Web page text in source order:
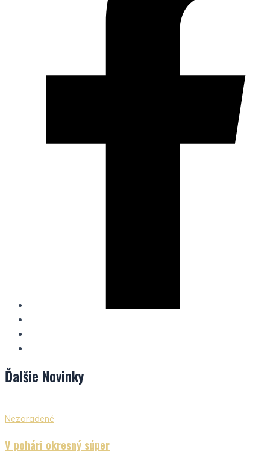
Ďalšie Novinky
Nezaradené
V pohári okresný súper